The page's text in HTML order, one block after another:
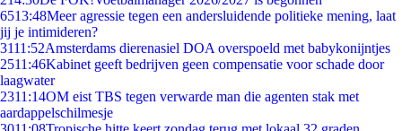
6513:48Meer agressie tegen een andersluidende politieke mening, laat
jij je intimideren?
3111:52Amsterdams dierenasiel DOA overspoeld met babykonijntjes
2511:46Kabinet geeft bedrijven geen compensatie voor schade door
laagwater
2311:14OM eist TBS tegen verwarde man die agenten stak met
aardappelschilmesje